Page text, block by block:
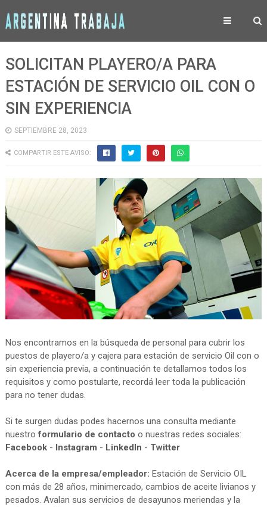
SOLICITAN PLAYERO/A PARA
ESTACIÓN DE SERVICIO OIL CON O
SIN EXPERIENCIA
SEPTIEMBRE 28, 2023
COMPARTIR ESTE AVISO:
Nos encontramos en la búsqueda de personal para cubrir los
puestos de playero/a y cajera para estación de servicio Oil con o
sin experiencia previa, a continuación te detallamos todos los
requisitos y como postularte, recordá leer toda la publicación
para no tener dudas.
Si te surgen dudas podes hacernos una consulta mediante
nuestroformulario de contacto o nuestras redes sociales:
Facebook- Instagram - LinkedIn - Twitter
Acerca de la empresa/empleador: Estación de Servicio OIL
con más de 28 años, minimercado, cambios de aceite livianos y
pesados. Avalan sus servicios de desayunos meriendas y la